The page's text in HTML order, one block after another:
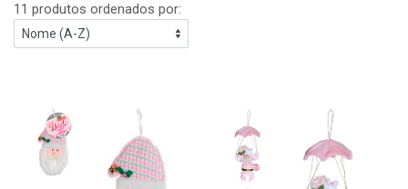
11 produtos ordenados por: